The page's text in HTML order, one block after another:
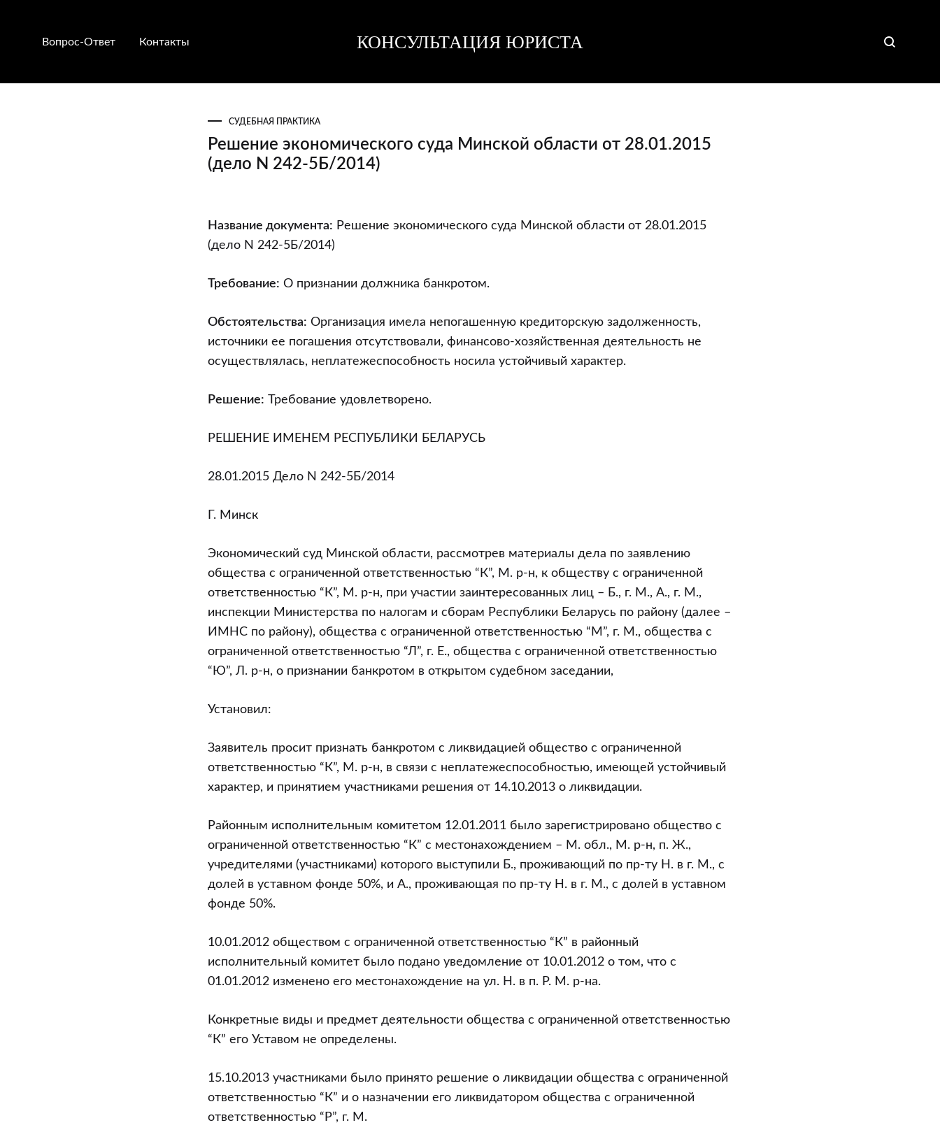
Вопрос-Ответ Контакты КОНСУЛЬТАЦИЯ ЮРИСТА
юриста
юриста
СУДЕБНАЯ ПРАКТИКА
Решение экономического суда Минской области от 28.01.2015
(дело N 242-5Б/2014)
Решение
экономического
Минской
от
28.01.2015
(дело
242-
Название документа: Решение экономического суда Минской области от 28.01.2015
(дело N 242-5Б/2014)
Требование: О признании должника банкротом.
Обстоятельства: Организация имела непогашенную кредиторскую задолженность,
источники ее погашения отсутствовали, финансово-хозяйственная деятельность не
осуществлялась, неплатежеспособность носила устойчивый характер.
Решение: Требование удовлетворено.
РЕШЕНИЕ ИМЕНЕМ РЕСПУБЛИКИ БЕЛАРУСЬ
28.01.2015 Дело N 242-5Б/2014
Г. Минск
Экономический суд Минской области, рассмотрев материалы дела по заявлению
общества с ограниченной ответственностью “К”, М. р-н, к обществу с ограниченной
ответственностью “К”, М. р-н, при участии заинтересованных лиц – Б., г. М., А., г. М.,
инспекции Министерства по налогам и сборам Республики Беларусь по району (далее –
ИМНС по району), общества с ограниченной ответственностью “М”, г. М., общества с
ограниченной ответственностью “Л”, г. Е., общества с ограниченной ответственностью
“Ю”, Л. р-н, о признании банкротом в открытом судебном заседании,
Установил:
Заявитель просит признать банкротом с ликвидацией общество с ограниченной
ответственностью “К”, М. р-н, в связи с неплатежеспособностью, имеющей устойчивый
характер, и принятием участниками решения от 14.10.2013 о ликвидации.
Районным исполнительным комитетом 12.01.2011 было зарегистрировано общество с
ограниченной ответственностью “К” с местонахождением – М. обл., М. р-н, п. Ж.,
учредителями (участниками) которого выступили Б., проживающий по пр-ту Н. в г. М., с
долей в уставном фонде 50%, и А., проживающая по пр-ту Н. в г. М., с долей в уставном
фонде 50%.
10.01.2012 обществом с ограниченной ответственностью “К” в районный
исполнительный комитет было подано уведомление от 10.01.2012 о том, что с
01.01.2012 изменено его местонахождение на ул. Н. в п. Р. М. р-на.
Конкретные виды и предмет деятельности общества с ограниченной ответственностью
“К” его Уставом не определены.
15.10.2013 участниками было принято решение о ликвидации общества с ограниченной
ответственностью “К” и о назначении его ликвидатором общества с ограниченной
ответственностью “Р”, г. М.